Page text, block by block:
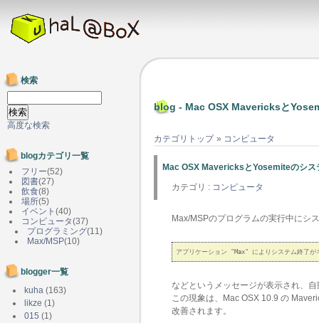
blog - Mac OSX Mavericksと
カテゴリトップ » コンピュータ
Mac OSX MavericksとYosemiteのシス
カテゴリ : コンピュータ
Max/MSPのプログラムの実行中にシ
などというメッセージが表示され、
この現象は、Mac OSX 10.9 の
改善されます。
検索
高度な検索
blogカテゴリ一覧
フリー(52)
図書(27)
飲食(8)
場所(5)
イベント (40)
コンピュータ(37)
プログラミング(11)
Max/MSP(10)
blogger一覧
kuha (163)
likze (1)
015 (1)